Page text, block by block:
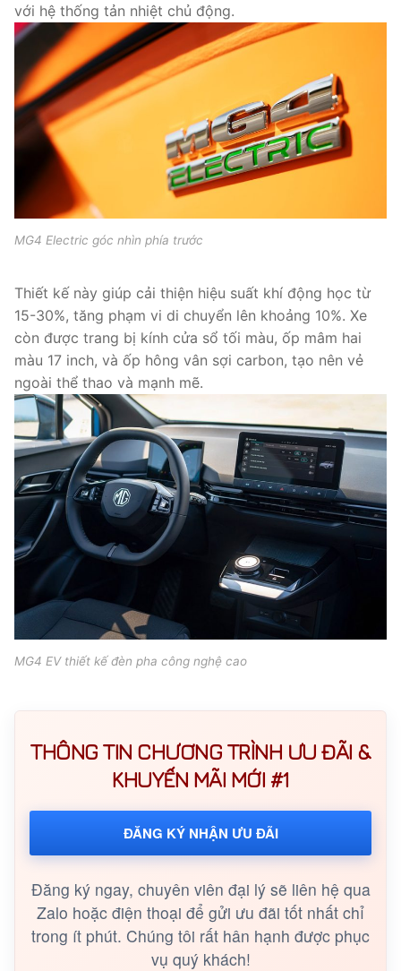
với hệ thống tản nhiệt chủ động.
MG4 Electric góc nhìn phía trước
Thiết kế này giúp cải thiện hiệu suất khí động học từ
15-30%, tăng phạm vi di chuyển lên khoảng 10%. Xe
còn được trang bị kính cửa sổ tối màu, ốp mâm hai
màu 17 inch, và ốp hông vân sợi carbon, tạo nên vẻ
ngoài thể thao và mạnh mẽ.
MG4 EV thiết kế đèn pha công nghệ cao
THÔNG TIN CHƯƠNG TRÌNH ƯU ĐÃI &
KHUYẾN MÃI MỚI #1
ĐĂNG KÝ NHẬN ƯU ĐÃI
Đăng ký ngay, chuyên viên đại lý sẽ liên hệ qua
Zalo hoặc điện thoại để gửi ưu đãi tốt nhất chỉ
trong ít phút. Chúng tôi rất hân hạnh được phục
vụ quý khách!